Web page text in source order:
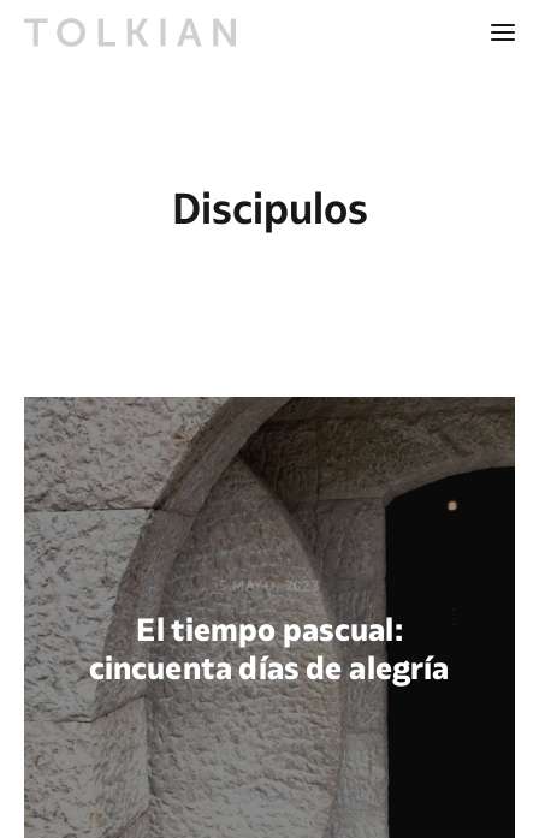
Discipulos
5 MAYO, 2023
El tiempo pascual:
cincuenta días de alegría
POR ERNESTO CAMARENA